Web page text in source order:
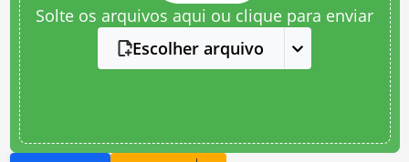
Solte os arquivos aqui ou clique para enviar
Escolher arquivo